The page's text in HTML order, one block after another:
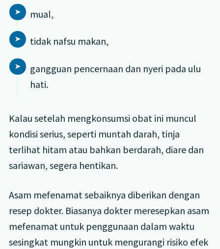
mual,
tidak nafsu makan,
gangguan pencernaan dan nyeri pada ulu
hati.
Kalau setelah mengkonsumsi obat ini muncul
kondisi serius, seperti muntah darah, tinja
terlihat hitam atau bahkan berdarah, diare dan
sariawan, segera hentikan.
Asam mefenamat sebaiknya diberikan dengan
resep dokter. Biasanya dokter meresepkan asam
mefenamat untuk penggunaan dalam waktu
sesingkat mungkin untuk mengurangi risiko efek